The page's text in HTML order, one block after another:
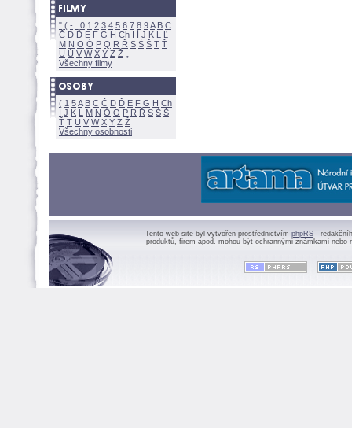
" ( - 0 1 2 3 4 5 6 7 8 9A B C
Č D Ď E F G H Ch I Í J K L
Ľ
M N O Ó P Q R Ř S Ś T Ť
U Ú V W X Y Z
Všechny filmy
( 1 5A B C Č D Ď E F G H Ch
I J K L M N Ó O P R Ř S Ś
Ť T U V W X Y Z
Všechny osobnosti
Tento web site byl vytvořen prostřednictvím phpRS -
produktů, firem apod. mohou být ochrannými známkami